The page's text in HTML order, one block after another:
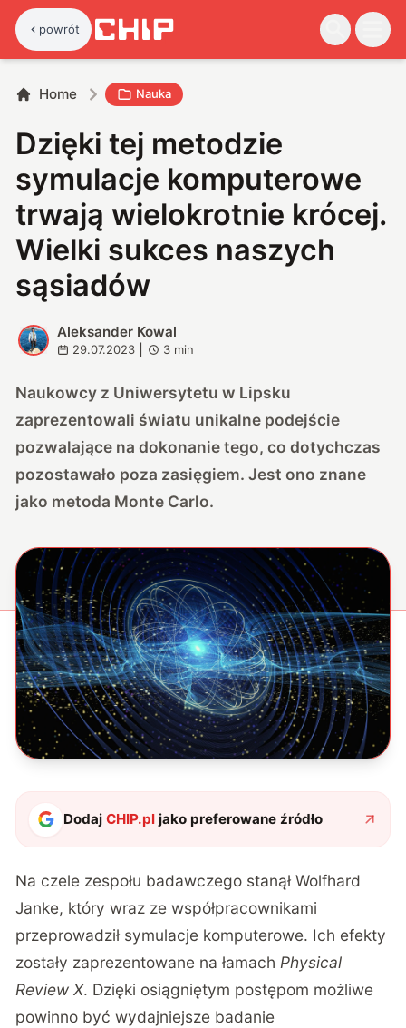
powrót
Home Nauka
Dzięki tej metodzie
symulacje komputerowe
trwają wielokrotnie krócej.
Wielki sukces naszych
sąsiadów
A
Aleksander Kowal
29.07.2023 3 min
Naukowcy z Uniwersytetu w Lipsku
zaprezentowali światu unikalne podejście
pozwalające na dokonanie tego, co dotychczas
pozostawało poza zasięgiem. Jest ono znane
jako metoda Monte Carlo.
DodajCHIP.pl jako preferowane źródło
Na czele zespołu badawczego stanął Wolfhard
Janke, który wraz ze współpracownikami
przeprowadził symulacje komputerowe. Ich efekty
zostały zaprezentowane na łamach Physical
Review X. Dzięki osiągniętym postępom możliwe
powinno być wydajniejsze badanie